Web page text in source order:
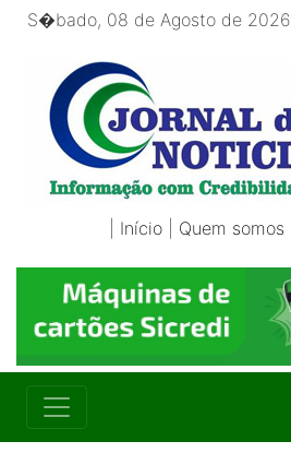
S�bado, 08 de Agosto de 2026
Início Quem somos